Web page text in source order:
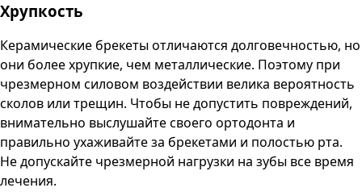
Хрупкость
Керамические брекеты отличаются долговечностью, но
они более хрупкие, чем металлические. Поэтому при
чрезмерном силовом воздействии велика вероятность
сколов или трещин. Чтобы не допустить повреждений,
внимательно выслушайте своего ортодонта и
правильно ухаживайте за брекетами и полостью рта.
Не допускайте чрезмерной нагрузки на зубы все время
лечения.